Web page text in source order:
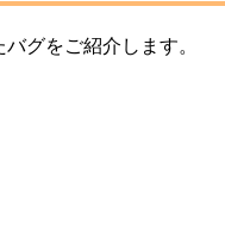
グをご紹介します。